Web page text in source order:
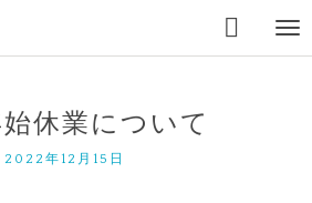

休業について
2022年12月15日